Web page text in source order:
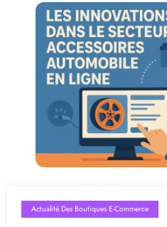
Actualité Des Boutiques E-Commerce